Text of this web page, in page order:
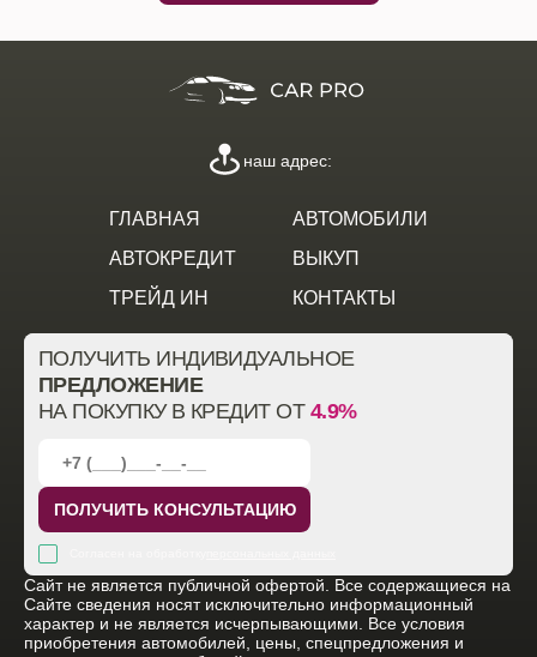
ГЛАВНАЯ
АВТОМОБИЛИ
АВТОКРЕДИТ
ВЫКУП
ТРЕЙД ИН
КОНТАКТЫ
наш адрес:
ПОЛУЧИТЬ ИНДИВИДУАЛЬНОЕ
ПРЕДЛОЖЕНИЕ
НА ПОКУПКУ В КРЕДИТ ОТ 4.9%
ПОЛУЧИТЬ КОНСУЛЬТАЦИЮ
Cайт не является публичной офертой. Все содержащиеся на
Сайте сведения носят исключительно информационный
характер и не является исчерпывающими. Все условия
приобретения автомобилей, цены, спецпредложения и